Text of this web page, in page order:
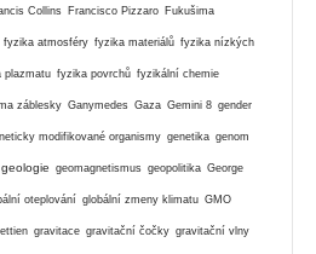
Collins Francisco Pizzaro Fukušima
fyzika atmosféry fyzika materiálů fyzika nízkých
plazmatu fyzika povrchů fyzikální chemie
záblesky Ganymedes Gaza Gemini 8 gender
modifikované organismy genetika genom
geologie geomagnetismus geopolitika George
oteplování globální zmeny klimatu GMO
gravitace gravitační čočky gravitační vlny